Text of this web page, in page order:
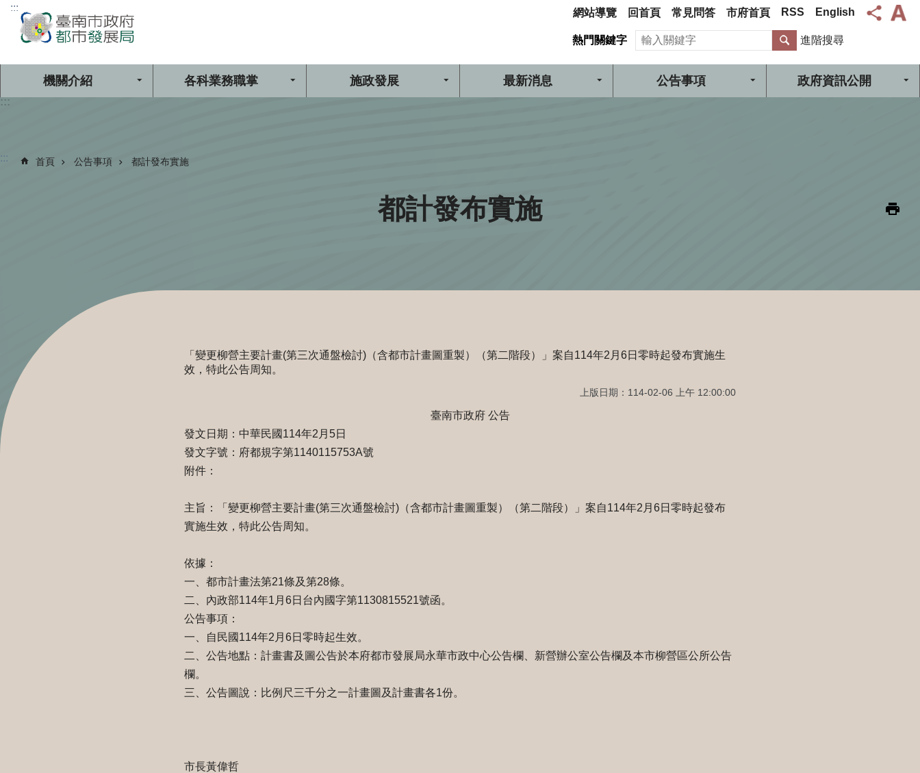
跳到主要內容區塊
::: 網站導覽 回首頁 常見問答 市府首頁 RSS English
:::
機關介紹 各科業務職掌 施政發展 最新消息 公告事項 政府資訊公開
熱門關鍵字 搜尋 進階搜尋
::: 首頁 公告事項 都計發布實施
都計發布實施
「變更柳營主要計畫(第三次通盤檢討)（含都市計畫圖重製）（第二階段）」案自114年2月6日零時起發布實施生
效，特此公告周知。
上版日期：114-02-06 上午 12:00:00
臺南市政府 公告
發文日期：中華民國114年2月5日
發文字號：府都規字第1140115753A號
附件：
主旨：「變更柳營主要計畫(第三次通盤檢討)（含都市計畫圖重製）（第二階段）」案自114年2月6日零時起發布
實施生效，特此公告周知。
依據：
一、都市計畫法第21條及第28條。
二、內政部114年1月6日台內國字第1130815521號函。
公告事項：
一、自民國114年2月6日零時起生效。
二、公告地點：計畫書及圖公告於本府都市發展局永華市政中心公告欄、新營辦公室公告欄及本市柳營區公所公告
欄。
三、公告圖說：比例尺三千分之一計畫圖及計畫書各1份。
市長黃偉哲